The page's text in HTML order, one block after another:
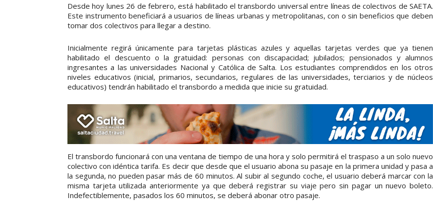
Desde hoy lunes 26 de febrero, está habilitado el transbordo universal entre líneas de colectivos de SAETA.
Este instrumento beneficiará a usuarios de líneas urbanas y metropolitanas, con o sin beneficios que deben
tomar dos colectivos para llegar a destino.
Inicialmente regirá únicamente para tarjetas plásticas azules y aquellas tarjetas verdes que ya tienen
habilitado el descuento o la gratuidad: personas con discapacidad; jubilados; pensionados y alumnos
ingresantes a las universidades Nacional y Católica de Salta. Los estudiantes comprendidos en los otros
niveles educativos (inicial, primarios, secundarios, regulares de las universidades, terciarios y de núcleos
educativos) tendrán habilitado el transbordo a medida que inicie su gratuidad.
El transbordo funcionará con una ventana de tiempo de una hora y solo permitirá el traspaso a un solo nuevo
colectivo con idéntica tarifa. Es decir que desde que el usuario abona su pasaje en la primera unidad y pasa a
la segunda, no pueden pasar más de 60 minutos. Al subir al segundo coche, el usuario deberá marcar con la
misma tarjeta utilizada anteriormente ya que deberá registrar su viaje pero sin pagar un nuevo boleto.
Indefectiblemente, pasados los 60 minutos, se deberá abonar otro pasaje.